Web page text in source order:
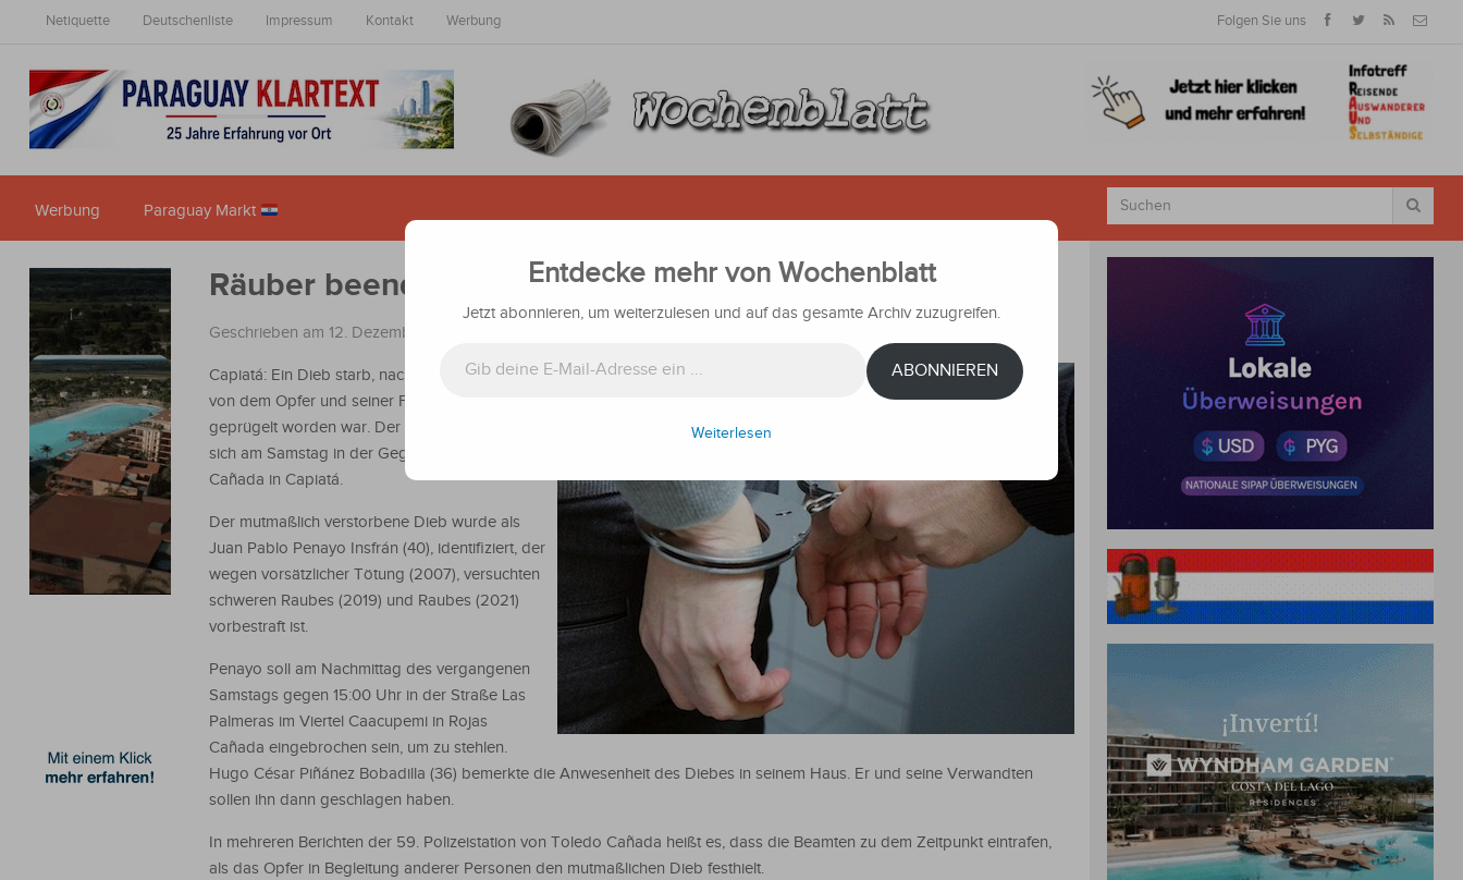
Netiquette Deutschenliste Impressum Kontakt Werbung Folgen Sie uns
Werbung Paraguay Markt
Räuber beendete nicht nur seine Karriere
Geschrieben am 12. Dezember 2022
Capiatá: Ein Dieb starb, nachdem er angeblich
von dem Opfer und seiner Familie zu Tode
geprügelt worden war. Der Vorfall ereignete
sich am Samstag in der Gegend von Rojas
Cañada in Capiatá.
Der mutmaßlich verstorbene Dieb wurde als
Juan Pablo Penayo Insfrán (40), identifiziert, der
wegen vorsätzlicher Tötung (2007), versuchten
schweren Raubes (2019) und Raubes (2021)
vorbestraft ist.
Penayo soll am Nachmittag des vergangenen
Samstags gegen 15:00 Uhr in der Straße Las
Palmeras im Viertel Caacupemi in Rojas
Cañada eingebrochen sein, um zu stehlen.
Hugo César Piñánez Bobadilla (36) bemerkte die Anwesenheit des Diebes in seinem Haus. Er und seine Verwandten
sollen ihn dann geschlagen haben.
In mehreren Berichten der 59. Polizeistation von Toledo Cañada heißt es, dass die Beamten zu dem Zeitpunkt eintrafen,
als das Opfer in Begleitung anderer Personen den mutmaßlichen Dieb festhielt.
Entdecke mehr von Wochenblatt
Jetzt abonnieren, um weiterzulesen und auf das gesamte Archiv zuzugreifen.
ABONNIEREN
Weiterlesen